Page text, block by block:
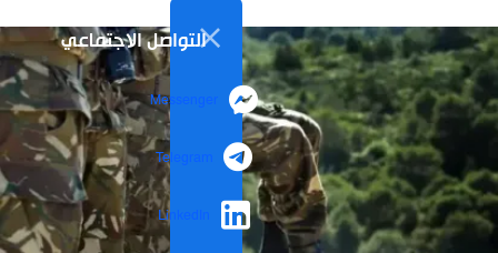
التواصل الاجتماعي
Messenger
Telegram
LinkedIn